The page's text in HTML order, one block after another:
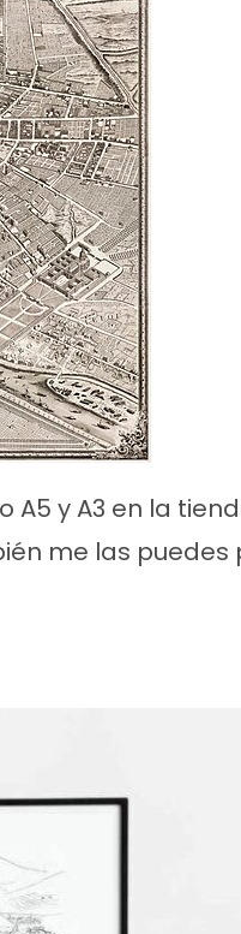
y A3 en la
me las puedes